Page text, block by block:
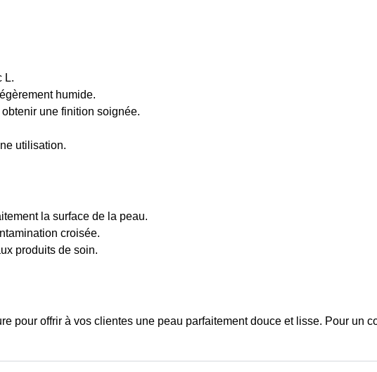
L.
humide.
une finition soignée.
utilisation.
la surface de la peau.
croisée.
produits de soin.
pour offrir à vos clientes une peau parfaitement douce et lisse. Pour un